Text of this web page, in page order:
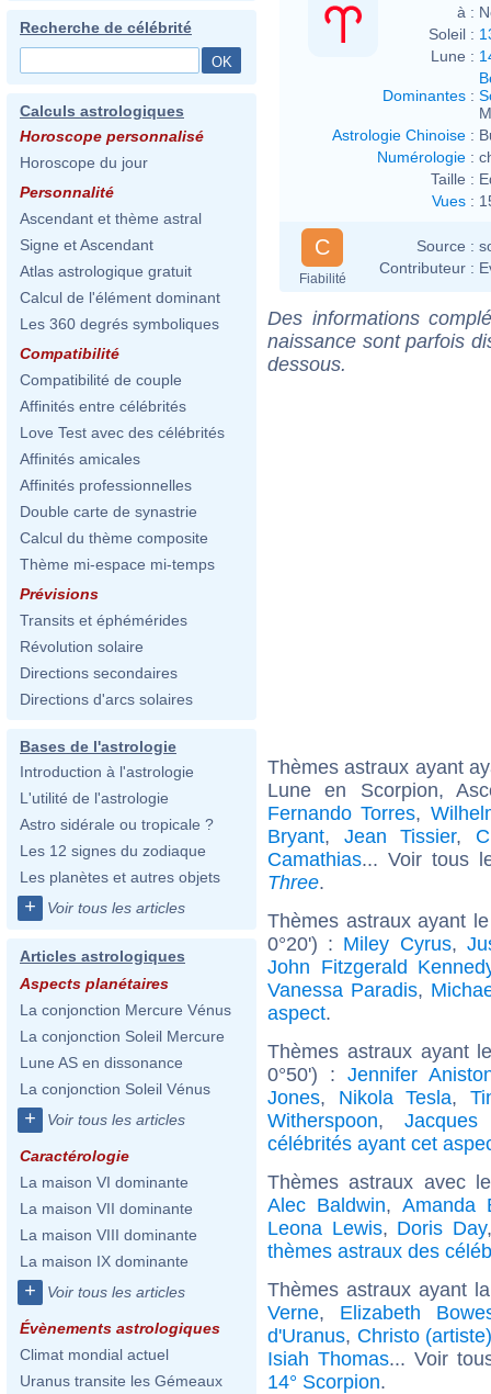
Recherche de célébrité
Calculs astrologiques
Horoscope personnalisé
Horoscope du jour
Personnalité
Ascendant et thème astral
Signe et Ascendant
Atlas astrologique gratuit
Calcul de l'élément dominant
Les 360 degrés symboliques
Compatibilité
Compatibilité de couple
Affinités entre célébrités
Love Test avec des célébrités
Affinités amicales
Affinités professionnelles
Double carte de synastrie
Calcul du thème composite
Thème mi-espace mi-temps
Prévisions
Transits et éphémérides
Révolution solaire
Directions secondaires
Directions d'arcs solaires
Bases de l'astrologie
Introduction à l'astrologie
L'utilité de l'astrologie
Astro sidérale ou tropicale ?
Les 12 signes du zodiaque
Les planètes et autres objets
+ Voir tous les articles
Articles astrologiques
Aspects planétaires
La conjonction Mercure Vénus
La conjonction Soleil Mercure
Lune AS en dissonance
La conjonction Soleil Vénus
+ Voir tous les articles
Caractérologie
La maison VI dominante
La maison VII dominante
La maison VIII dominante
La maison IX dominante
+ Voir tous les articles
Évènements astrologiques
Climat mondial actuel
Uranus transite les Gémeaux
à :
Soleil :
Lune :
Dominantes :
Astrologie Chinoise :
Numérologie :
Taille :
Vues :
C
Fiabilité
Source :
Contributeur :
Des informations
naissance sont parfois
dessous.
Thèmes astraux ayant
Lune en Scorpion,
Fernando Torres,
Bryant, Jean Tissier,
Camathias... Voir tous
Three.
Thèmes astraux ayant
0°20') : Miley Cyrus,
John Fitzgerald
Vanessa Paradis,
aspect.
Thèmes astraux ayant
0°50') : Jennifer
Jones, Nikola Tesla,
Witherspoon, Jacques
célébrités ayant cet
Thèmes astraux avec
Alec Baldwin, Amanda
Leona Lewis, Doris Day
thèmes astraux des
Thèmes astraux ayant
Verne, Elizabeth
d'Uranus, Christo (artiste)
Isiah Thomas... Voir
14° Scorpion.